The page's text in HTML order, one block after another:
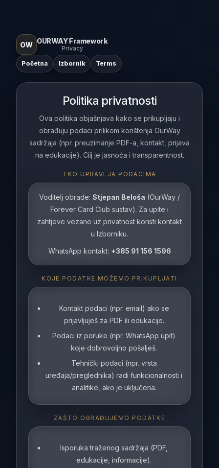
OW OURWAY Framework
Privacy
Početna Izbornik Terms
Politika privatnosti
Ova politika objašnjava kako se prikupljaju i
obrađuju podaci prilikom korištenja OurWay
sadržaja (npr. preuzimanje PDF-a, kontakt, prijava
na edukacije). Cilj je jasnoća i transparentnost.
TKO UPRAVLJA PODACIMA
Voditelj obrade: Stjepan Beloša (OurWay /
Forever Card Club sustav). Za upite i
zahtjeve vezane uz privatnost koristi kontakt
u Izborniku.
WhatsApp kontakt: +385 91 156 1596
KOJE PODATKE MOŽEMO PRIKUPLJATI
Kontakt podaci (npr. email) ako se
prijavljuješ za PDF ili edukacije.
Podaci iz poruke (npr. WhatsApp upit)
koje dobrovoljno pošalješ.
Tehnički podaci (npr. vrsta
uređaja/preglednika) radi funkcionalnosti i
analitike, ako je uključena.
ZAŠTO OBRAĐUJEMO PODATKE
Isporuka traženog sadržaja (PDF,
edukacije, informacije).